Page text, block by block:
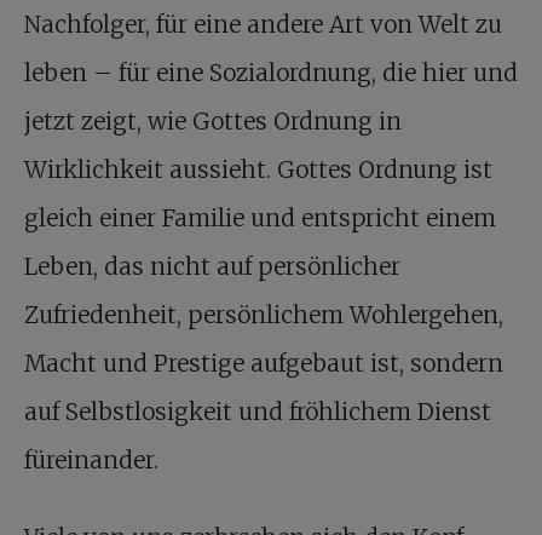
Nachfolger, für eine andere Art von Welt zu
leben – für eine Sozialordnung, die hier und
jetzt zeigt, wie Gottes Ordnung in
Wirklichkeit aussieht. Gottes Ordnung ist
gleich einer Familie und entspricht einem
Leben, das nicht auf persönlicher
Zufriedenheit, persönlichem Wohlergehen,
Macht und Prestige aufgebaut ist, sondern
auf Selbstlosigkeit und fröhlichem Dienst
füreinander.